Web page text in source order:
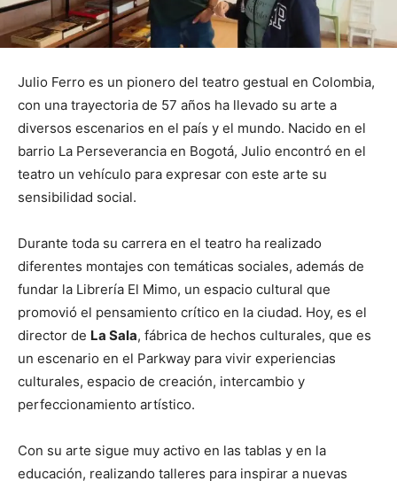
Julio Ferro es un pionero del teatro gestual en Colombia,
con una trayectoria de 57 años ha llevado su arte a
diversos escenarios en el país y el mundo. Nacido en el
barrio La Perseverancia en Bogotá, Julio encontró en el
teatro un vehículo para expresar con este arte su
sensibilidad social.
Durante toda su carrera en el teatro ha realizado
diferentes montajes con temáticas sociales, además de
fundar la Librería El Mimo, un espacio cultural que
promovió el pensamiento crítico en la ciudad. Hoy, es el
director de La Sala, fábrica de hechos culturales, que es
un escenario en el Parkway para vivir experiencias
culturales, espacio de creación, intercambio y
perfeccionamiento artístico.
Con su arte sigue muy activo en las tablas y en la
educación, realizando talleres para inspirar a nuevas